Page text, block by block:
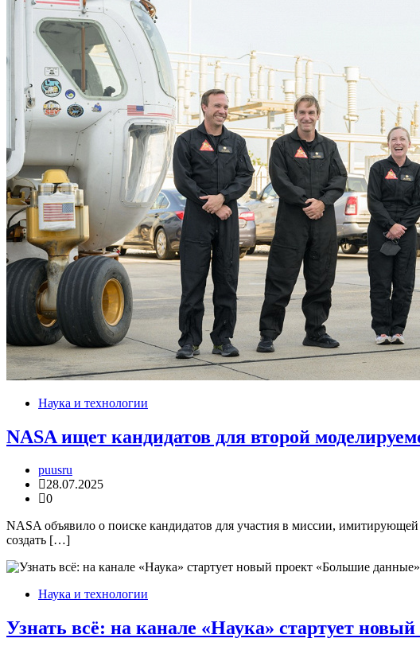
Наука и технологии
NASA ищет кандидатов для второй
puusru
28.07.2025
0
NASA объявило о поиске кандидатов для участия в миссии,
создать […]
Наука и технологии
Узнать всё: на канале «Наука» стартует